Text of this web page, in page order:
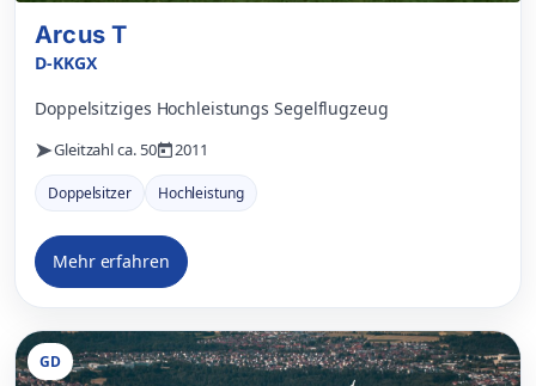
Arcus T
D-KKGX
Doppelsitziges Hochleistungs Segelflugzeug
Gleitzahl ca. 50 2011
Doppelsitzer Hochleistung
Mehr erfahren
GD